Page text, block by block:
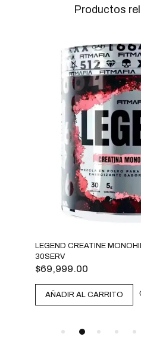
Productos
LEGEND CREATINE
30SERV
$69,999.00
AÑADIR AL CARRITO